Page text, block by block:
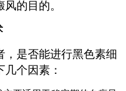
的目的。
，是否能进行黑色素细
个因素：